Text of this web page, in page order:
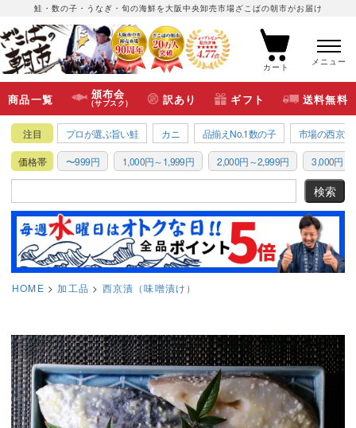
鮭・数の子・うなぎ・旬の海鮮を大阪中央卸売市場ざこばの朝市がお届け
カート
メニュー
商品一覧 頒布会
(サブスク) 訳あり ギフト 送料無料
注目 プロが選ぶ旨い鮭 カニ 品揃えNo.1数の子 市場の西京漬
価格帯 〜999円 1,000円～1,999円 2,000円～2,999円 3,000円～
HOME 加工品 西京漬（味噌漬け）